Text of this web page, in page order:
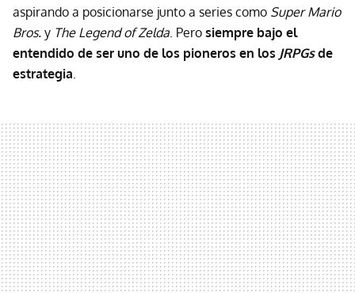
aspirando a posicionarse junto a series como Super Mario
Bros. y The Legend of Zelda . Pero siempre bajo el
entendido de ser uno de los pioneros en los JRPGsde
estrategia